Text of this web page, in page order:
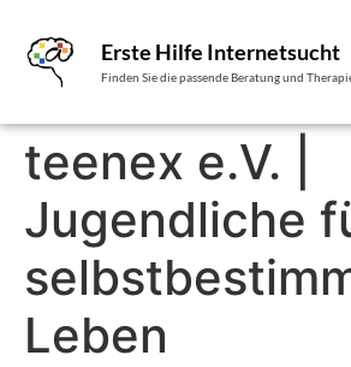
Erste Hilfe Internetsucht
Finden Sie die passende Beratung und
teenex e.V. |
Jugendliche
Leben